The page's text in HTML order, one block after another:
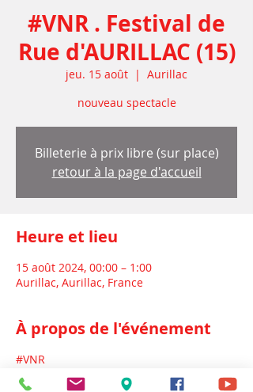
#VNR . Festival de
Rue d'AURILLAC (15)
jeu. 15 août
  |
Aurillac
nouveau spectacle
Billeterie à prix libre (sur place)
retour à la page d'accueil
Heure et lieu
15 août 2024, 00:00 – 1:00
Aurillac, Aurillac, France
À propos de l'événement
#VNR
Pour cette nouvelle création, les quatre